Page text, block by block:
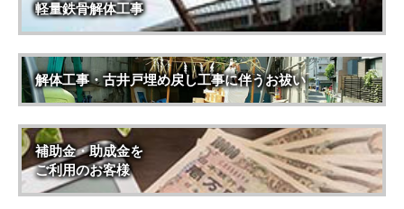
軽量鉄骨解体工事
解体工事・古井戸埋め戻し工事に伴うお祓い
補助金・助成金を
ご利用のお客様